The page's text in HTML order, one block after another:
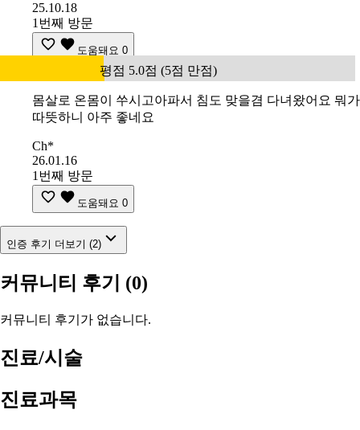
25.10.18
1번째 방문
도움돼요 0
평점 5.0점 (5점 만점)
몸살로 온몸이 쑤시고아파서 침도 맞을겸 다녀왔어요 뭐가
따뜻하니 아주 좋네요
Ch*
26.01.16
1번째 방문
도움돼요 0
인증 후기 더보기 (2)
커뮤니티 후기 (0)
커뮤니티 후기가 없습니다.
진료/시술
진료과목